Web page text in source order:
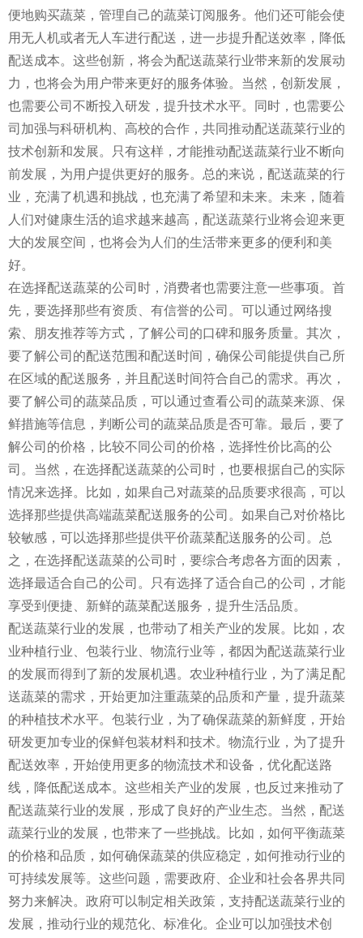
便地购买蔬菜，管理自己的蔬菜订阅服务。他们还可能会使
用无人机或者无人车进行配送，进一步提升配送效率，降低
配送成本。这些创新，将会为配送蔬菜行业带来新的发展动
力，也将会为用户带来更好的服务体验。当然，创新发展，
也需要公司不断投入研发，提升技术水平。同时，也需要公
司加强与科研机构、高校的合作，共同推动配送蔬菜行业的
技术创新和发展。只有这样，才能推动配送蔬菜行业不断向
前发展，为用户提供更好的服务。总的来说，配送蔬菜的行
业，充满了机遇和挑战，也充满了希望和未来。未来，随着
人们对健康生活的追求越来越高，配送蔬菜行业将会迎来更
大的发展空间，也将会为人们的生活带来更多的便利和美
好。
在选择配送蔬菜的公司时，消费者也需要注意一些事项。首
先，要选择那些有资质、有信誉的公司。可以通过网络搜
索、朋友推荐等方式，了解公司的口碑和服务质量。其次，
要了解公司的配送范围和配送时间，确保公司能提供自己所
在区域的配送服务，并且配送时间符合自己的需求。再次，
要了解公司的蔬菜品质，可以通过查看公司的蔬菜来源、保
鲜措施等信息，判断公司的蔬菜品质是否可靠。最后，要了
解公司的价格，比较不同公司的价格，选择性价比高的公
司。当然，在选择配送蔬菜的公司时，也要根据自己的实际
情况来选择。比如，如果自己对蔬菜的品质要求很高，可以
选择那些提供高端蔬菜配送服务的公司。如果自己对价格比
较敏感，可以选择那些提供平价蔬菜配送服务的公司。总
之，在选择配送蔬菜的公司时，要综合考虑各方面的因素，
选择最适合自己的公司。只有选择了适合自己的公司，才能
享受到便捷、新鲜的蔬菜配送服务，提升生活品质。
配送蔬菜行业的发展，也带动了相关产业的发展。比如，农
业种植行业、包装行业、物流行业等，都因为配送蔬菜行业
的发展而得到了新的发展机遇。农业种植行业，为了满足配
送蔬菜的需求，开始更加注重蔬菜的品质和产量，提升蔬菜
的种植技术水平。包装行业，为了确保蔬菜的新鲜度，开始
研发更加专业的保鲜包装材料和技术。物流行业，为了提升
配送效率，开始使用更多的物流技术和设备，优化配送路
线，降低配送成本。这些相关产业的发展，也反过来推动了
配送蔬菜行业的发展，形成了良好的产业生态。当然，配送
蔬菜行业的发展，也带来了一些挑战。比如，如何平衡蔬菜
的价格和品质，如何确保蔬菜的供应稳定，如何推动行业的
可持续发展等。这些问题，需要政府、企业和社会各界共同
努力来解决。政府可以制定相关政策，支持配送蔬菜行业的
发展，推动行业的规范化、标准化。企业可以加强技术创